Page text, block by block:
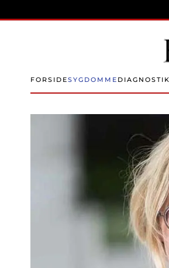
Skip to main content
FORSIDESYGDOMME DIAGNOSTIK